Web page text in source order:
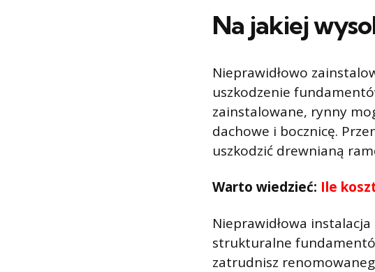
Na jakiej
Nieprawidłowo
uszkodzenie
zainstalowane, rynny
dachowe i bocznicę.
uszkodzić drewnianą
Warto wiedzieć: Ile
Nieprawidłowa
strukturalne
zatrudnisz